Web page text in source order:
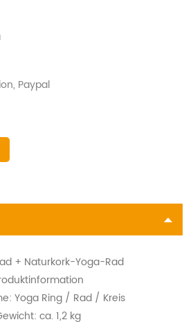
Paypal
+ Naturkork-Yoga-Rad
Yoga Ring / Rad / Kreis
ca. 1,2 kg